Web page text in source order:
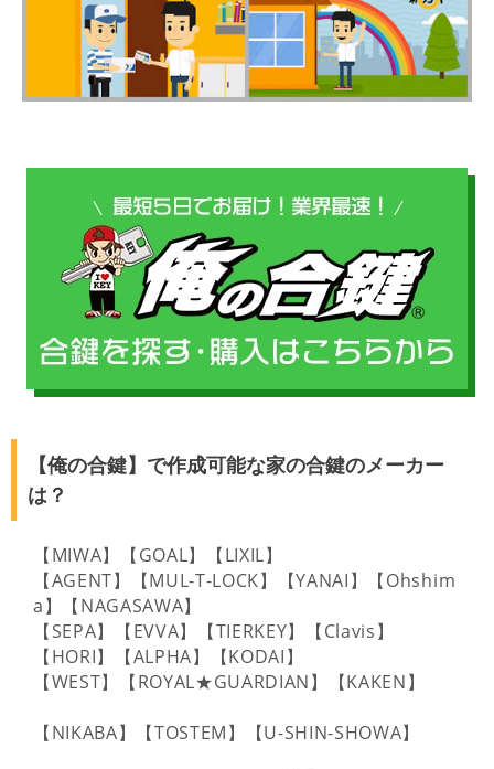
【俺の合鍵】で作成可能な家の合鍵のメーカー
は？
【MIWA】【GOAL】【LIXIL】
【AGENT】【MUL-T-LOCK】【YANAI】【Ohshim
a】【NAGASAWA】
【SEPA】【EVVA】【TIERKEY】【Clavis】
【HORI】【ALPHA】【KODAI】
【WEST】【ROYAL★GUARDIAN】【KAKEN】
【NIKABA】【TOSTEM】【U-SHIN-SHOWA】